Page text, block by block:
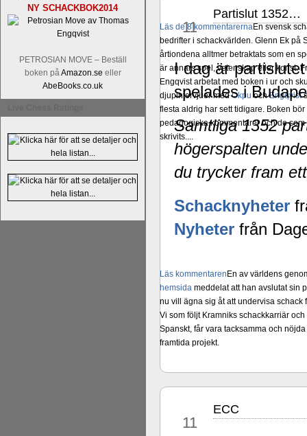
NY SCHACKBOK2014
PETROSIAN MOVE – Beställ
boken påAmazon.se eller
AbeBooks.co.uk
Läs de 8 kommentarernaEn svensk
bedrifter i schackvärlden. Glenn Ek på
årtiondena alltmer betraktats som en
är annars spel, vetenskap eller konst.
Engqvist arbetat med boken i ur och
djupintervjuer medOkpu ochEngqvist
flesta aldrig har sett tidigare. Boken
pedagogiska kommentarer och de
skrivits....
Läs kommentaren En av världens
hemsida meddelat att han avslutat sin
nu vill ägna sig åt att undervisa
Vi som följt Kramniks schackkarriär
Spanskt, får vara tacksamma och
framtida projekt.
11
Partislut 1352…
I dag är
spelades i
Samtliga 1352
högerspalten
du trycker fram
Schacknyheter
Nyheter från
11
ECC